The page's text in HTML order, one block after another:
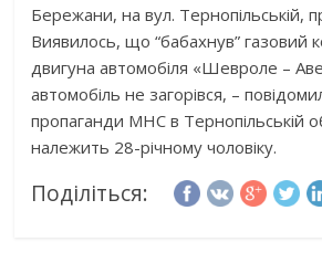
Бережани, на вул. Тернопільській,
Виявилось, що “бабахнув” газовий
двигуна автомобіля «Шевроле –
автомобіль не загорівся, –
пропаганди МНС в Тернопільській
належить 28-річному чоловіку.
Поділіться: